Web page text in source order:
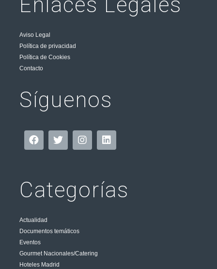
Aviso Legal
Política de privacidad
Política de Cookies
Contacto
Síguenos
Categorías
Actualidad
Documentos temáticos
Eventos
Gourmet Nacionales/Catering
Hoteles Madrid